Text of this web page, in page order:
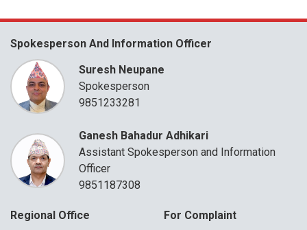
Spokesperson And Information Officer
Suresh Neupane
Spokesperson
9851233281
Ganesh Bahadur Adhikari
Assistant Spokesperson and Information
Officer
9851187308
Regional Office For Complaint